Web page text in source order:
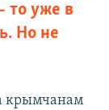
то уже в
Но не
крымчанам